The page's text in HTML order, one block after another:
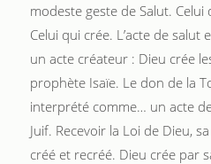
modeste geste de Salut.
Celui qui crée. L’acte de salut
un acte créateur : Dieu crée
prophète Isaïe. Le don de la
interprété comme… un acte
Juif. Recevoir la Loi de Dieu,
créé et recréé. Dieu crée par